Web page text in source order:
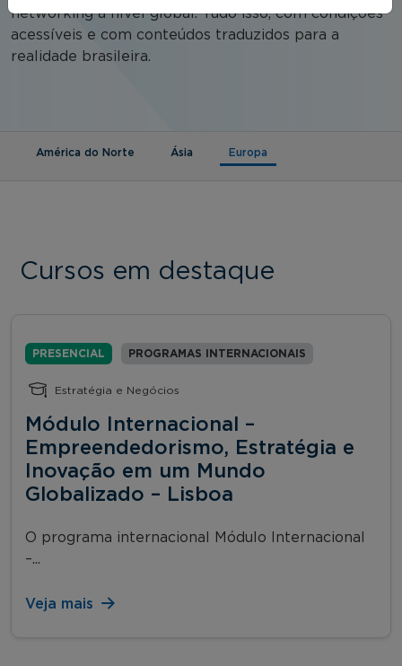
networking a nível global. Tudo isso, com condições
acessíveis e com conteúdos traduzidos para a
realidade brasileira.
América do Norte Ásia Europa
Cursos em destaque
PRESENCIAL PROGRAMAS INTERNACIONAIS
Estratégia e Negócios
Módulo Internacional –
Empreendedorismo, Estratégia e
Inovação em um Mundo
Globalizado – Lisboa
O programa internacional Módulo Internacional
–...
Veja mais